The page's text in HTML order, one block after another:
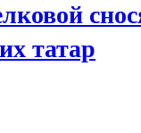
татар